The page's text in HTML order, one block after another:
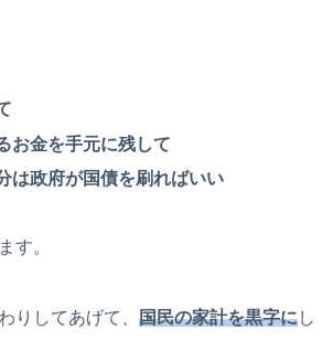
お金を手元に残して
は政府が国債を刷ればいい
す。
りしてあげて、 国民の家計を黒字にし